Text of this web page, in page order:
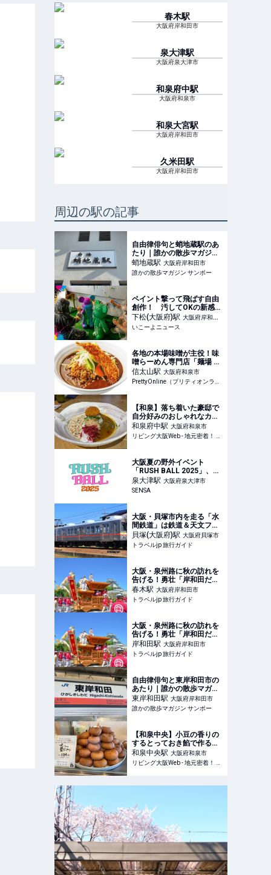
春木駅
大阪府岸和田市
泉大津駅
大阪府泉大津市
和泉府中駅
大阪府和泉市
和泉大宮駅
大阪府岸和田市
久米田駅
大阪府岸和田市
周辺の駅の記事
自由律俳句と蛸地蔵駅のあ
たり｜誰かの散歩マガジン
サンポー
蛸地蔵駅 大阪府岸和田市
誰かの散歩マガジン サンポー
ペイント撃って飛ばす自由
創作！ 汚してOKの新感覚
アート体験が大阪府岸和田
市に誕生
下松(大阪府)駅 大阪府岸和田
市
いこーよニュース
各地の本場味噌が主役！味
噌らーめん専門店「麺場 田
所商店」が泉大津にオープ
ン | PrettyOnline
信太山駅 大阪府和泉市
PrettyOnline（プリティオンライン）
【和泉】落ち着いた豪邸で
自分好みのおしゃれなカレ
ーを食べよう！「マンドリ
ルカレー別邸」
和泉府中駅 大阪府和泉市
リビング大阪Web - 地元密着！ 大阪市、堺市、北摂エリア、京阪沿線ほかのグルメ、イベント、お出かけ、習い事情報
大阪夏の野外イベント
「RUSH BALL 2025」、全
アーティスト解禁&神聖か
まってちゃん・Laura day
ット復活！ | SENSA ニュー
ス
泉大津駅 大阪府泉大津市
SENSA
大阪・貝塚市内を走る「水
間鉄道」は鉄道＆天文ファ
ンにもおすすめ！ | 大阪府 |
トラベルjp 旅行ガイド
貝塚(大阪府)駅 大阪府貝塚市
トラベルjp 旅行ガイド
大阪・泉州路に秋の訪れを
告げる！勇壮「岸和田だん
じり祭」 | 大阪府 | トラベル
jp 旅行ガイド
春木駅 大阪府岸和田市
トラベルjp 旅行ガイド
大阪・泉州路に秋の訪れを
告げる！勇壮「岸和田だん
じり祭」 | 大阪府 | トラベル
jp 旅行ガイド
岸和田駅 大阪府岸和田市
トラベルjp 旅行ガイド
自由律俳句と東岸和田市の
あたり｜誰かの散歩マガジ
ン サンポー
東岸和田駅 大阪府岸和田市
誰かの散歩マガジン サンポー
【和泉中央】小豆の香りの
するとっておき餡で作る雷
ドーナツ「餡焚き屋中井」
和泉中央駅 大阪府和泉市
リビング大阪Web - 地元密着！ 大阪市、堺市、北摂エリア、京阪沿線ほかのグルメ、イベント、お出かけ、習い事情報